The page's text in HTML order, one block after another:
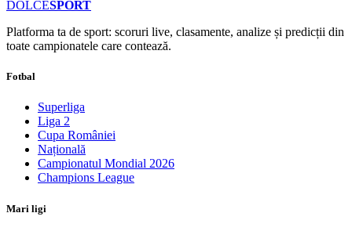
DOLCESPORT
Platforma ta de sport: scoruri live, clasamente, analize și predicții din
toate campionatele care contează.
Fotbal
Superliga
Liga 2
Cupa României
Națională
Campionatul Mondial 2026
Champions League
Mari ligi